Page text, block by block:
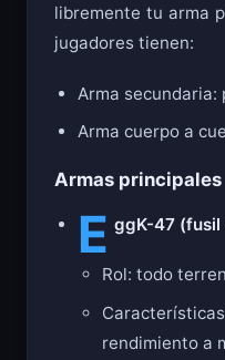
libremente tu arma
jugadores tienen:
Arma secundaria:
Arma cuerpo a
Armas principales
E ggK-47 (fusil
Rol: todo
rendimiento a